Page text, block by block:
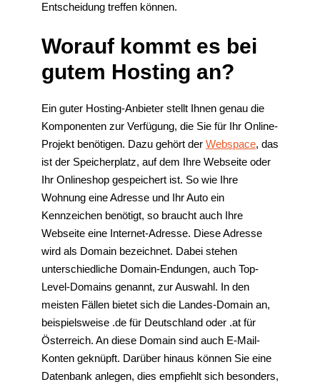
Entscheidung treffen können.
Worauf kommt es bei
gutem Hosting an?
Ein guter Hosting-Anbieter stellt Ihnen genau die
Komponenten zur Verfügung, die Sie für Ihr Online-
Projekt benötigen. Dazu gehört der Webspace, das
ist der Speicherplatz, auf dem Ihre Webseite oder
Ihr Onlineshop gespeichert ist. So wie Ihre
Wohnung eine Adresse und Ihr Auto ein
Kennzeichen benötigt, so braucht auch Ihre
Webseite eine Internet-Adresse. Diese Adresse
wird als Domain bezeichnet. Dabei stehen
unterschiedliche Domain-Endungen, auch Top-
Level-Domains genannt, zur Auswahl. In den
meisten Fällen bietet sich die Landes-Domain an,
beispielsweise .de für Deutschland oder .at für
Österreich. An diese Domain sind auch E-Mail-
Konten geknüpft. Darüber hinaus können Sie eine
Datenbank anlegen, dies empfiehlt sich besonders,